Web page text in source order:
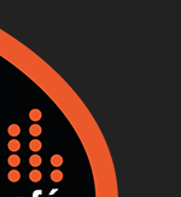
bab és homár